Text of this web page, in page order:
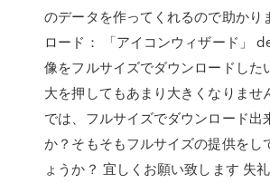
のデータを作ってくれるので助かり
ロード： 「アイコンウィザード」
像をフルサイズでダウンロードした
大を押してもあまり大きくなりま
では、フルサイズでダウンロード出
か？そもそもフルサイズの提供をし
ょうか？ 宜しくお願い致します 失